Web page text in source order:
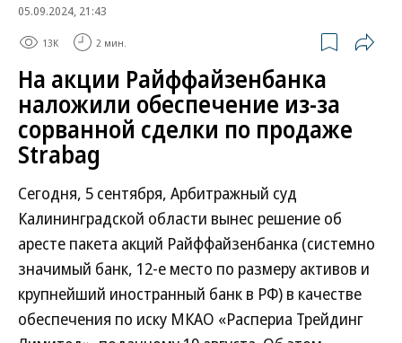
05.09.2024, 21:43
13K 2 мин.
На акции Райффайзенбанка
наложили обеспечение из-за
сорванной сделки по продаже
Strabag
Сегодня, 5 сентября, Арбитражный суд
Калининградской области вынес решение об
аресте пакета акций Райффайзенбанка (системно
значимый банк, 12-е место по размеру активов и
крупнейший иностранный банк в РФ) в качестве
обеспечения по иску МКАО «Распериа Трейдинг